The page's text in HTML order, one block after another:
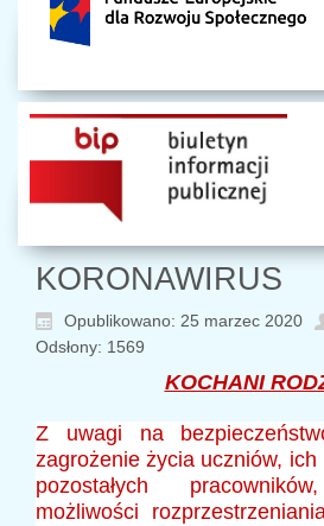
KORONAWIRUS
Opublikowano: 25 marzec 2020
Odsłony: 1569
KOCHANI
Z uwagi na
zagrożenie życia uczniów,
pozostałych
możliwości